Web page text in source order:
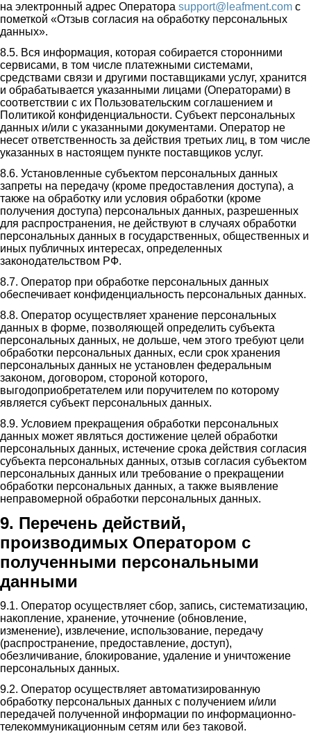
на электронный адрес Оператора support@leafment.com с
пометкой «Отзыв согласия на обработку персональных
данных».
8.5. Вся информация, которая собирается сторонними
сервисами, в том числе платежными системами,
средствами связи и другими поставщиками услуг, хранится
и обрабатывается указанными лицами (Операторами) в
соответствии с их Пользовательским соглашением и
Политикой конфиденциальности. Субъект персональных
данных и/или с указанными документами. Оператор не
несет ответственность за действия третьих лиц, в том числе
указанных в настоящем пункте поставщиков услуг.
8.6. Установленные субъектом персональных данных
запреты на передачу (кроме предоставления доступа), а
также на обработку или условия обработки (кроме
получения доступа) персональных данных, разрешенных
для распространения, не действуют в случаях обработки
персональных данных в государственных, общественных и
иных публичных интересах, определенных
законодательством РФ.
8.7. Оператор при обработке персональных данных
обеспечивает конфиденциальность персональных данных.
8.8. Оператор осуществляет хранение персональных
данных в форме, позволяющей определить субъекта
персональных данных, не дольше, чем этого требуют цели
обработки персональных данных, если срок хранения
персональных данных не установлен федеральным
законом, договором, стороной которого,
выгодоприобретателем или поручителем по которому
является субъект персональных данных.
8.9. Условием прекращения обработки персональных
данных может являться достижение целей обработки
персональных данных, истечение срока действия согласия
субъекта персональных данных, отзыв согласия субъектом
персональных данных или требование о прекращении
обработки персональных данных, а также выявление
неправомерной обработки персональных данных.
9. Перечень действий,
производимых Оператором с
полученными персональными
данными
9.1. Оператор осуществляет сбор, запись, систематизацию,
накопление, хранение, уточнение (обновление,
изменение), извлечение, использование, передачу
(распространение, предоставление, доступ),
обезличивание, блокирование, удаление и уничтожение
персональных данных.
9.2. Оператор осуществляет автоматизированную
обработку персональных данных с получением и/или
передачей полученной информации по информационно-
телекоммуникационным сетям или без таковой.